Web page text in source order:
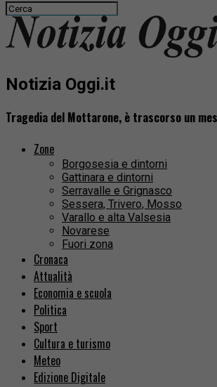
Notizia Oggi.it
Tragedia del Mottarone, è trascorso un
Zone
Borgosesia e dintorni
Gattinara e dintorni
Serravalle e Grignasco
Sessera, Trivero, Mosso
Varallo e alta Valsesia
Novarese
Fuori zona
Cronaca
Attualità
Economia e scuola
Politica
Sport
Cultura e turismo
Meteo
Edizione Digitale